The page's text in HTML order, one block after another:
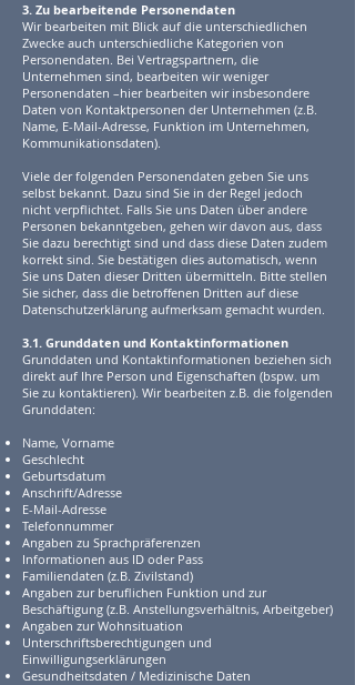
3. Zu bearbeitende Personendaten
Wir bearbeiten mit Blick auf die unterschiedlichen
Zwecke auch unterschiedliche Kategorien von
Personendaten. Bei Vertragspartnern, die
Unternehmen sind, bearbeiten wir weniger
Personendaten –hier bearbeiten wir insbesondere
Daten von Kontaktpersonen der Unternehmen (z.B.
Name, E-Mail-Adresse, Funktion im Unternehmen,
Kommunikationsdaten).
Viele der folgenden Personendaten geben Sie uns
selbst bekannt. Dazu sind Sie in der Regel jedoch
nicht verpflichtet. Falls Sie uns Daten über andere
Personen bekanntgeben, gehen wir davon aus, dass
Sie dazu berechtigt sind und dass diese Daten zudem
korrekt sind. Sie bestätigen dies automatisch, wenn
Sie uns Daten dieser Dritten übermitteln. Bitte stellen
Sie sicher, dass die betroffenen Dritten auf diese
Datenschutzerklärung aufmerksam gemacht wurden.
3.1. Grunddaten und Kontaktinformationen
Grunddaten und Kontaktinformationen beziehen sich
direkt auf Ihre Person und Eigenschaften (bspw. um
Sie zu kontaktieren). Wir bearbeiten z.B. die folgenden
Grunddaten:
Name, Vorname
Geschlecht
Geburtsdatum
Anschrift/Adresse
E-Mail-Adresse
Telefonnummer
Angaben zu Sprachpräferenzen
Informationen aus ID oder Pass
Familiendaten (z.B. Zivilstand)
Angaben zur beruflichen Funktion und zur
Beschäftigung (z.B. Anstellungsverhältnis, Arbeitgeber)
Angaben zur Wohnsituation
Unterschriftsberechtigungen und
Einwilligungserklärungen
Gesundheitsdaten / Medizinische Daten